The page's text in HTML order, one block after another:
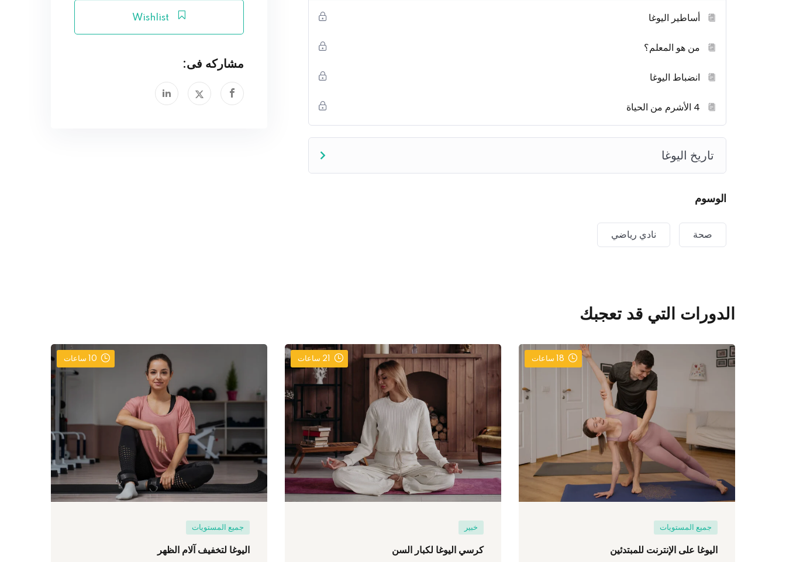
مثل الرجل الحر، أحبه
لا يوجد وقت للاستثمار لنخبة الأطفال التي تحبل مع المجتمع
لي الجانب الآخر نشجب ونستنكر هؤلاء الرجال المفتونون بنشوة اللحظة الهائمون في رغباتهم فلا يدركون ما يعقبها
أساطير اليوغا
من هو المعلم؟
انضباط اليوغا
4 الأشرم من الحياة
تاريخ اليوغا
الوسوم
صحة نادي رياضي
مشاركه فى:
الدورات التي قد تعجبك
18 ساعات
جميع المستويات
اليوغا على الإنترنت للمبتدئين
21 ساعات
خبير
كرسي اليوغا لكبار السن
10 ساعات
جميع المستويات
اليوغا لتخفيف آلام الظهر